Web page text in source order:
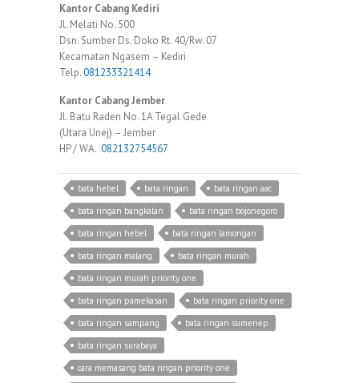
Kantor Cabang Kediri
Jl. Melati No. 500
Dsn. Sumber Ds. Doko Rt. 40/Rw. 07
Kecamatan Ngasem – Kediri
Telp.081233321414
Kantor Cabang Jember
Jl. Batu Raden No. 1A Tegal Gede
(Utara Unej) – Jember
HP / WA. 082132754567
bata hebel bata ringan
bata ringan aac
bata ringan bangkalan
bata ringan bojonegoro
bata ringan hebel
bata ringan lamongan
bata ringan malang
bata ringan murah
bata ringan murah priority one
bata ringan pamekasan
bata ringan priority one
bata ringan sampang
bata ringan sumenep
bata ringan surabaya
cara memasang bata ringan priority one